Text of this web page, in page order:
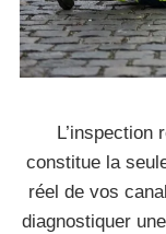
L’inspection
constitue la
réel de vos
diagnostiquer